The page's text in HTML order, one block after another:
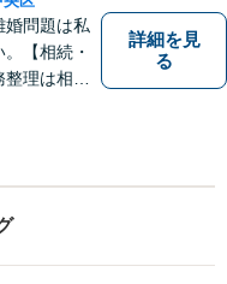
婚問題は私
【相続・
理は相談
詳細を見
る